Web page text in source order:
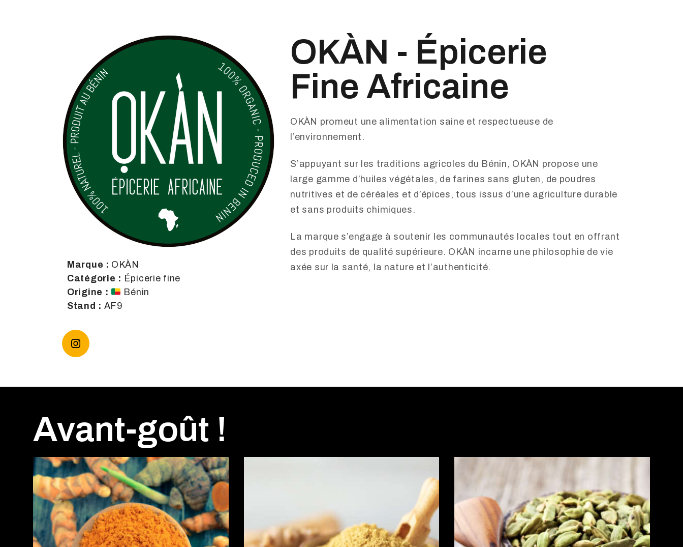
Marque : OKÀN
Catégorie : Épicerie fine
Origine :
Bénin
Stand : AF9
OKÀN - Épicerie
Fine Africaine
OKÀN promeut une alimentation saine et respectueuse de
l’environnement.
S’appuyant sur les traditions agricoles du Bénin, OKÀN propose une
large gamme d’huiles végétales, de farines sans gluten, de poudres
nutritives et de céréales et d’épices, tous issus d’une agriculture durable
et sans produits chimiques.
La marque s’engage à soutenir les communautés locales tout en offrant
des produits de qualité supérieure. OKÀN incarne une philosophie de vie
axée sur la santé, la nature et l’authenticité.
Avant-goût !